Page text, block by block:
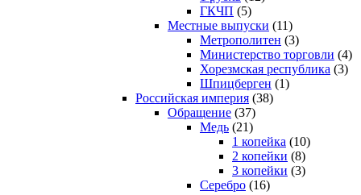
ГКЧП (5)
Местные выпуски (11)
Метрополитен (3)
Министерство торговли (4)
Хорезмская республика (3)
Шпицберген (1)
Российская империя (38)
Обращение (37)
Медь (21)
1 копейка (10)
2 копейки (8)
3 копейки (3)
Серебро (16)